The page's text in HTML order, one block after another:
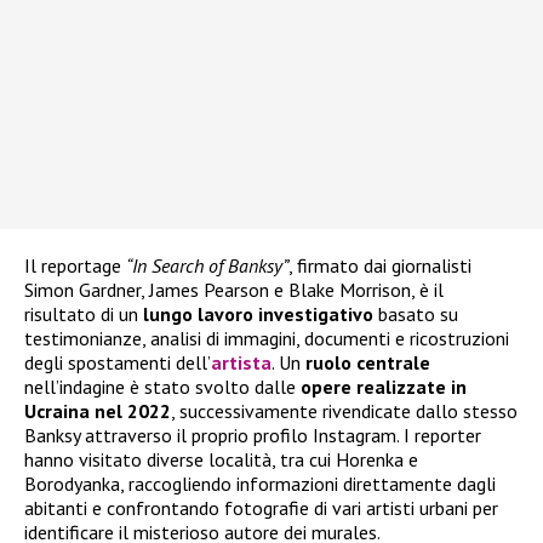
Il reportage “In Search of Banksy”, firmato dai giornalisti
Simon Gardner, James Pearson e Blake Morrison, è il
risultato di un lungo lavoro investigativo basato su
testimonianze, analisi di immagini, documenti e ricostruzioni
degli spostamenti dell’artista. Un ruolo centrale
nell’indagine è stato svolto dalle opere realizzate in
Ucraina nel 2022 , successivamente rivendicate dallo stesso
Banksy attraverso il proprio profilo Instagram. I reporter
hanno visitato diverse località, tra cui Horenka e
Borodyanka, raccogliendo informazioni direttamente dagli
abitanti e confrontando fotografie di vari artisti urbani per
identificare il misterioso autore dei murales.